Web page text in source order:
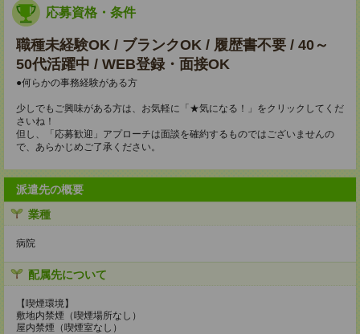
応募資格・条件
職種未経験OK / ブランクOK / 履歴書不要 / 40～
50代活躍中 / WEB登録・面接OK
●何らかの事務経験がある方
少しでもご興味がある方は、お気軽に「★気になる！」をクリックしてくだ
さいね！
但し、「応募歓迎」アプローチは面談を確約するものではございませんの
で、あらかじめご了承ください。
派遣先の概要
業種
病院
配属先について
【喫煙環境】
敷地内禁煙（喫煙場所なし）
屋内禁煙（喫煙室なし）